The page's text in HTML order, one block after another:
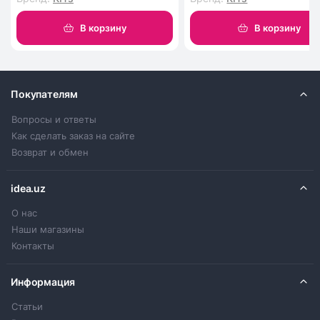
В корзину В корзину
Покупателям
Вопросы и ответы
Как сделать заказ на сайте
Возврат и обмен
idea.uz
О нас
Наши магазины
Контакты
Информация
Статьи